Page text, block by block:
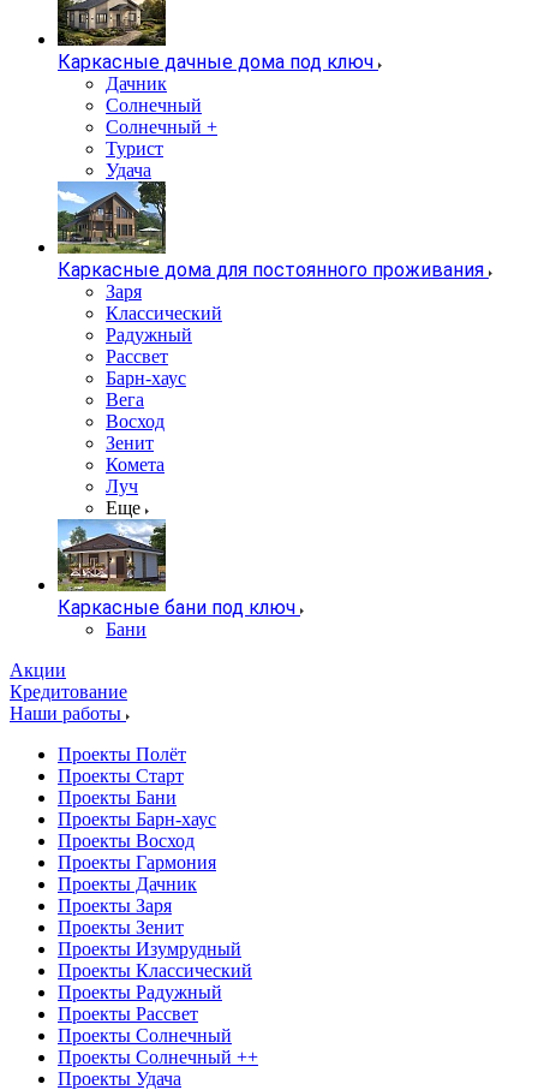
Каркасные дачные дома под ключ
Дачник
Солнечный
Солнечный +
Турист
Удача
Каркасные дома для постоянного проживания
Заря
Классический
Радужный
Рассвет
Барн-хаус
Вега
Восход
Зенит
Комета
Луч
Еще
Каркасные бани под ключ
Бани
Акции
Кредитование
Наши работы
Проекты Полёт
Проекты Старт
Проекты Бани
Проекты Барн-хаус
Проекты Восход
Проекты Гармония
Проекты Дачник
Проекты Заря
Проекты Зенит
Проекты Изумрудный
Проекты Классический
Проекты Радужный
Проекты Рассвет
Проекты Солнечный
Проекты Солнечный ++
Проекты Удача